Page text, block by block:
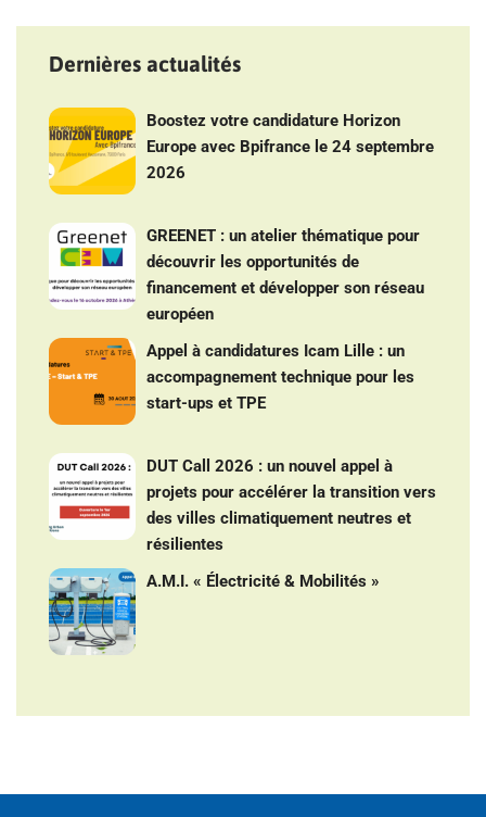
Dernières actualités
Boostez votre candidature Horizon
Europe avec Bpifrance le 24 septembre
2026
GREENET : un atelier thématique pour
découvrir les opportunités de
financement et développer son réseau
européen
Appel à candidatures Icam Lille : un
accompagnement technique pour les
start-ups et TPE
DUT Call 2026 : un nouvel appel à
projets pour accélérer la transition vers
des villes climatiquement neutres et
résilientes
A.M.I. « Électricité & Mobilités »